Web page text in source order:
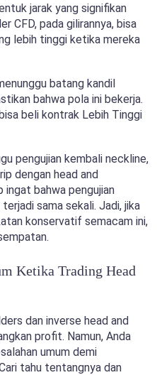
jarak yang signifikan
CFD, pada gilirannya, bisa
lebih tinggi ketika mereka
batang kandil
bahwa pola ini bekerja.
beli kontrak Lebih Tinggi
pengujian kembali neckline,
dengan head and
ingat bahwa pengujian
sama sekali. Jadi, jika
konservatif semacam ini,
Ketika Trading Head
dan inverse head and
profit. Namun, Anda
umum demi
tahu tentangnya dan